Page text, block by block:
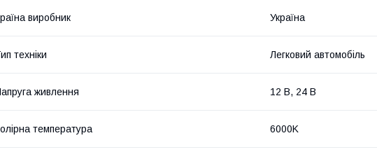
виробник Україна
техніки Легковий автомобіль
живлення 12 В, 24 В
температура 6000K